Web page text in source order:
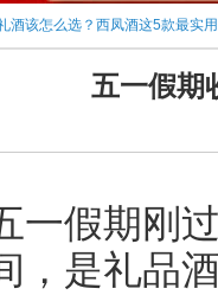
酒该怎么选？西凤酒这5款最实用
五一假期
一假期刚
，是礼品